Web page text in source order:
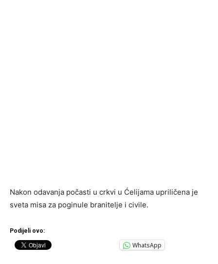
Nakon odavanja počasti u crkvi u Ćelijama upriličena je
sveta misa za poginule branitelje i civile.
Podijeli ovo:
WhatsApp